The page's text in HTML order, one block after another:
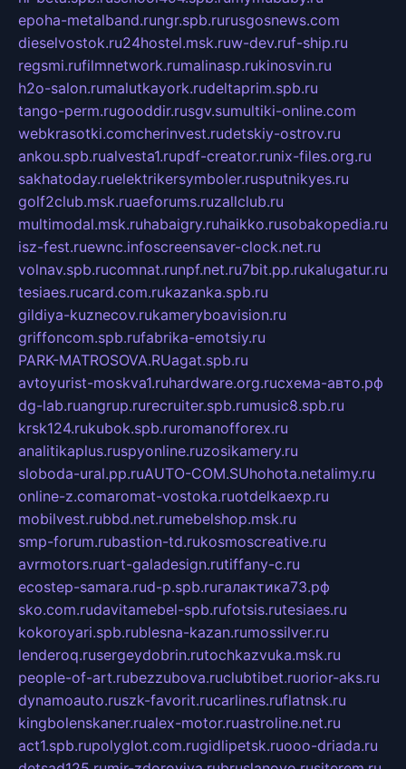
epoha-metalband.rungr.spb.rurusgosnews.com
dieselvostok.ru24hostel.msk.ruw-dev.ruf-ship.ru
regsmi.rufilmnetwork.rumalinasp.rukinosvin.ru
h2o-salon.rumalutkayork.rudeltaprim.spb.ru
tango-perm.rugooddir.rusgv.sumultiki-online.com
webkrasotki.comcherinvest.rudetskiy-ostrov.ru
ankou.spb.rualvesta1.rupdf-creator.runix-files.org.ru
sakhatoday.ruelektrikersymboler.rusputnikyes.ru
golf2club.msk.ruaeforums.ruzallclub.ru
multimodal.msk.ruhabaigry.ruhaikko.rusobakopedia.ru
isz-fest.ruewnc.infoscreensaver-clock.net.ru
volnav.spb.rucomnat.runpf.net.ru7bit.pp.rukalugatur.ru
tesiaes.rucard.com.rukazanka.spb.ru
gildiya-kuznecov.rukameryboavision.ru
griffoncom.spb.rufabrika-emotsiy.ru
PARK-MATROSOVA.RUagat.spb.ru
avtoyurist-moskva1.ruhardware.org.ruсхема-авто.рф
dg-lab.ruangrup.rurecruiter.spb.rumusic8.spb.ru
krsk124.rukubok.spb.ruromanofforex.ru
analitikaplus.ruspyonline.ruzosikamery.ru
sloboda-ural.pp.ruAUTO-COM.SUhohota.netalimy.ru
online-z.comaromat-vostoka.ruotdelkaexp.ru
mobilvest.rubbd.net.rumebelshop.msk.ru
smp-forum.rubastion-td.rukosmoscreative.ru
avrmotors.ruart-galadesign.rutiffany-c.ru
ecostep-samara.rud-p.spb.ruгалактика73.рф
sko.com.rudavitamebel-spb.rufotsis.rutesiaes.ru
kokoroyari.spb.rublesna-kazan.rumossilver.ru
lenderoq.rusergeydobrin.rutochkazvuka.msk.ru
people-of-art.rubezzubova.ruclubtibet.ruorior-aks.ru
dynamoauto.ruszk-favorit.rucarlines.ruflatnsk.ru
kingbolenskaner.rualex-motor.ruastroline.net.ru
act1.spb.rupolyglot.com.rugidlipetsk.ruooo-driada.ru